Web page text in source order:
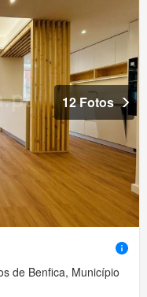
12 Fotos
de Benfica, Município